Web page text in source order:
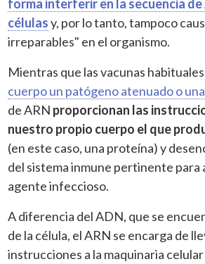
forma interferir en la secuencia
célulasy, por lo tanto, tampoco
irreparables" en el organismo.
Mientras que las vacunas
cuerpo un patógeno atenuado o
de ARN proporcionan las
nuestro propio cuerpo el que
(en este caso, una proteína) y
del sistema inmune pertinente para
agente infeccioso.
A diferencia del ADN, que se
de la célula, el ARN se encarga de
instrucciones a la maquinaria